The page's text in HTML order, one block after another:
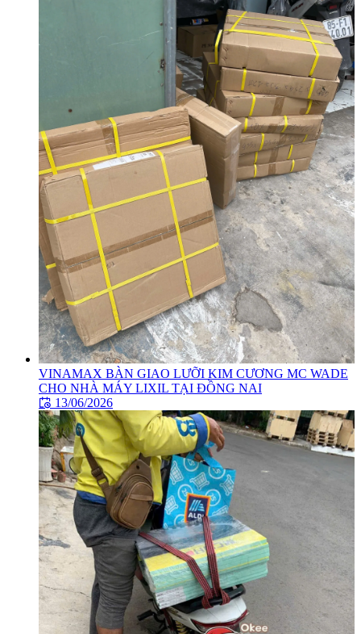
VINAMAX BÀN GIAO LƯỠI KIM CƯƠNG MC WADE
CHO NHÀ MÁY LIXIL TẠI ĐỒNG NAI
13/06/2026